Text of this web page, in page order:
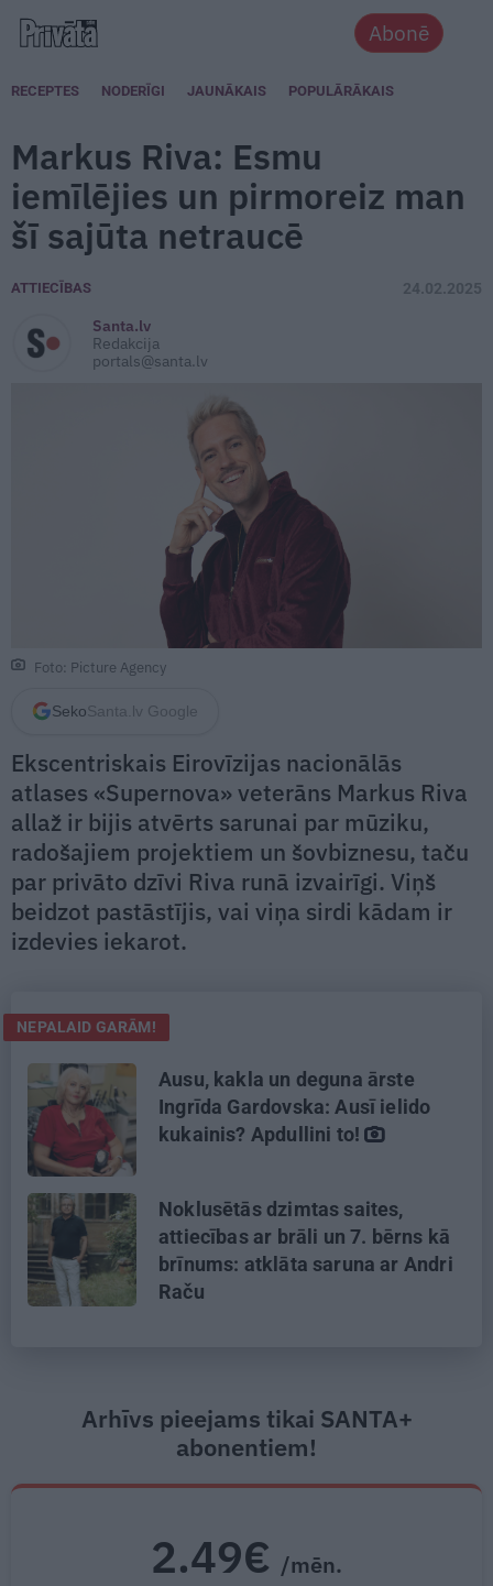
Abonē
RECEPTES NODERĪGI JAUNĀKAIS POPULĀRĀKAIS
Markus Riva: Esmu
iemīlējies un pirmoreiz man
šī sajūta netraucē
ATTIECĪBAS 24.02.2025
Santa.lv
Redakcija
portals@santa.lv
Foto: Picture Agency
Seko Santa.lv Google
Ekscentriskais Eirovīzijas nacionālās
atlases «Supernova» veterāns Markus Riva
allaž ir bijis atvērts sarunai par mūziku,
radošajiem projektiem un šovbiznesu, taču
par privāto dzīvi Riva runā izvairīgi. Viņš
beidzot pastāstījis, vai viņa sirdi kādam ir
izdevies iekarot.
NEPALAID GARĀM!
Ausu, kakla un deguna ārste
Ingrīda Gardovska: Ausī ielido
kukainis? Apdullini to!
Noklusētās dzimtas saites,
attiecības ar brāli un 7. bērns kā
brīnums: atklāta saruna ar Andri
Raču
Arhīvs pieejams tikai SANTA+
abonentiem!
2.49€ /mēn.